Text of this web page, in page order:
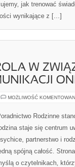
jak trenować
wynikające z […]
W
MOŻLIWOŚĆ
Rodzinne
staje się centrum
partnerstwo i
spójną całość.
o czytelnikach,